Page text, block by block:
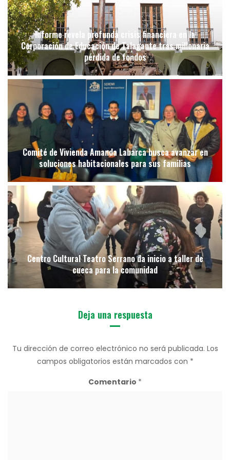
Informe revela profunda crisis financiera en la
Corporación de Educación de Talagante tras millonaria
pérdida de fondos
Comité de Vivienda Amanda Labarca busca avanzar en
soluciones habitacionales para sus familias
Centro Cultural Teatro Serrano da inicio a taller de
cueca para la comunidad
Deja una respuesta
Tu dirección de correo electrónico no será publicada. Los
campos obligatorios están marcados con *
Comentario *